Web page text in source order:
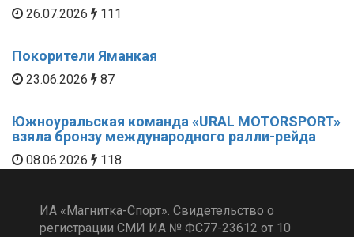
26.07.2026 111
Покорители Яманкая
23.06.2026 87
Южноуральская команда «URAL MOTORSPORT»
взяла бронзу международного ралли-рейда
08.06.2026 118
ИА «Магнитка-Спорт». Свидетельство о
регистрации СМИ ИА № ФС77-23612 от 10